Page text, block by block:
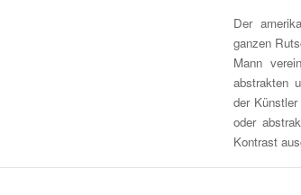
Der
ganzen
Mann
abstrakten
der
oder
Kontrast